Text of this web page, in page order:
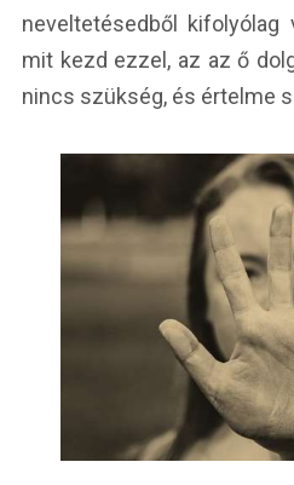
neveltetésedből kifolyólag
mit kezd ezzel, az az ő
nincs szükség, és értelme